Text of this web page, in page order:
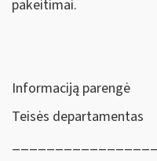
pakeitimai.
Informaciją parengė
Teisės departamentas